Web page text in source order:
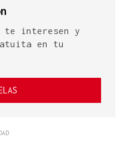
te interesen y
en tu